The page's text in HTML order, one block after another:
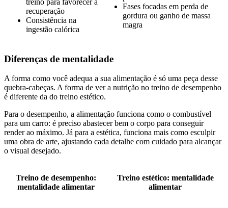
recuperação
Consistência na
ingestão calórica
Fases focadas em perda de
gordura ou ganho de massa
magra
Diferenças de mentalidade
A forma como você adequa a sua alimentação é só uma peça desse
quebra-cabeças. A forma de ver a nutrição no treino de desempenho
é diferente da do treino estético.
Para o desempenho, a alimentação funciona como o combustível
para um carro: é preciso abastecer bem o corpo para conseguir
render ao máximo. Já para a estética, funciona mais como esculpir
uma obra de arte, ajustando cada detalhe com cuidado para alcançar
o visual desejado.
Treino de desempenho:
mentalidade alimentar
Treino estético: mentalidade
alimentar